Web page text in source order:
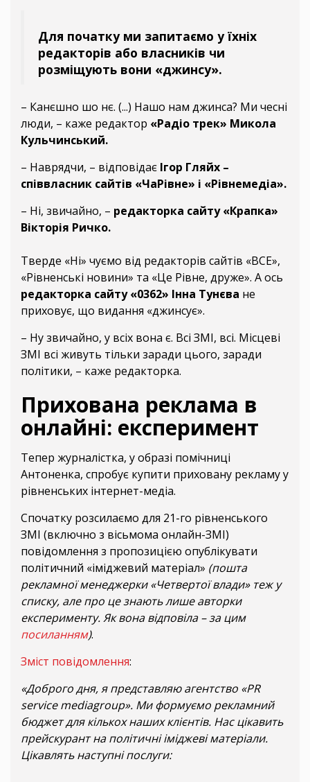
Для початку ми запитаємо у їхніх
редакторів або власників чи
розміщують вони «джинсу».
– Канєшно шо нє. (...) Нашо нам джинса? Ми чесні
люди, – каже редактор «Радіо трек» Микола
Кульчинський.
– Наврядчи, – відповідає Ігор Гляйх –
співвласник сайтів «ЧаРівне» і «Рівнемедіа».
– Ні, звичайно, – редакторка сайту «Крапка»
Вікторія Ричко.
Тверде «Ні» чуємо від редакторів сайтів «ВСЕ»,
«Рівненські новини» та «Це Рівне, друже». А ось
редакторка сайту «0362» Інна Тунєва не
приховує, що видання «джинсує».
– Ну звичайно, у всіх вона є. Всі ЗМІ, всі. Місцеві
ЗМІ всі живуть тільки заради цього, заради
політики, – каже редакторка.
Прихована реклама в
онлайні: експеримент
Тепер журналістка, у образі помічниці
Антоненка, спробує купити приховану рекламу у
рівненських інтернет-медіа.
Спочатку розсилаємо для 21-го рівненського
ЗМІ (включно з вісьмома онлайн-ЗМІ)
повідомлення з пропозицією опублікувати
політичний «іміджевий матеріал» (пошта
рекламної менеджерки «Четвертої влади» теж у
списку, але про це знають лише авторки
експерименту. Як вона відповіла – за цим
посиланням).
Зміст повідомлення:
«Доброго дня, я представляю агентство «PR
service mediagroup». Ми формуємо рекламний
бюджет для кількох наших клієнтів. Нас цікавить
прейскурант на політичні іміджеві матеріали.
Цікавлять наступні послуги: